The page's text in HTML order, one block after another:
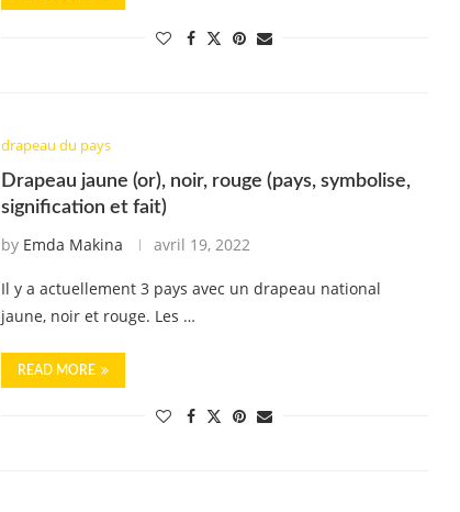
drapeau du pays
Drapeau jaune (or), noir, rouge (pays, symbolise,
signification et fait)
by Emda Makina avril 19, 2022
Il y a actuellement 3 pays avec un drapeau national
jaune, noir et rouge. Les …
READ MORE